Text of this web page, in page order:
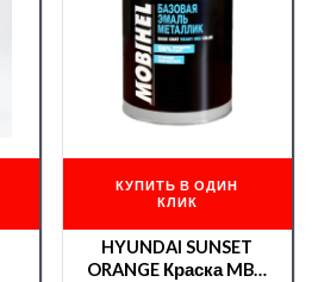
КУПИТЬ В ОДИН
КЛИК
HYUNDAI SUNSET
ORANGE Краска MBH